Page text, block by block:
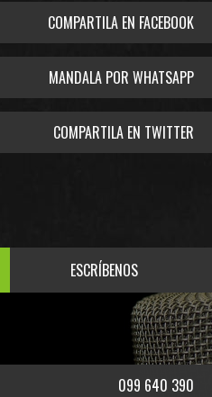
COMPARTILA EN FACEBOOK
MANDALA POR WHATSAPP
COMPARTILA EN TWITTER
ESCRÍBENOS
099 640 390